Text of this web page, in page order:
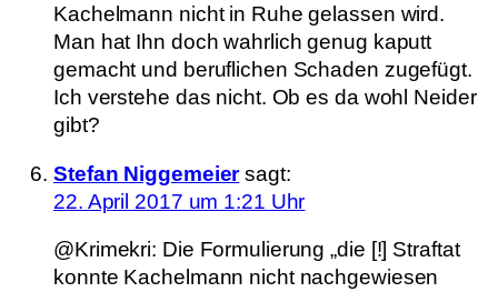
Kachelmann nicht in Ruhe gelassen wird.
Man hat Ihn doch wahrlich genug kaputt
gemacht und beruflichen Schaden zugefügt.
Ich verstehe das nicht. Ob es da wohl Neider
gibt?
Stefan Niggemeier sagt:
22. April 2017 um 1:21 Uhr
@Krimekri: Die Formulierung „die [!] Straftat
konnte Kachelmann nicht nachgewiesen